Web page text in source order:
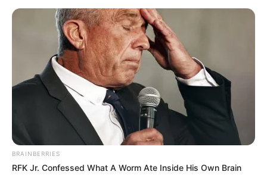
példátlannak, európai szinten is ritkaságnak számít.
A sikerhez a légimentők, a paramedikus, a pilóta és
az OMSZ munkatársainak összehangolt munkája is
A sérült túlélte, később személyesen mondott
köszönetet
Dr. Dubóczki Zsolt később arról beszélt: „Gyorsan
kell dönteni”. A főorvos szerint a
BRAINBERRIES
RFK Jr. Confessed What A Worm Ate Inside His Own Brain